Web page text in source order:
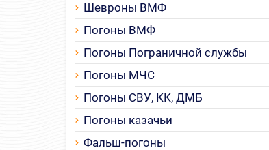
Шевроны ВМФ
Погоны ВМФ
Погоны Пограничной службы
Погоны МЧС
Погоны СВУ, КК, ДМБ
Погоны казачьи
Фальш-погоны